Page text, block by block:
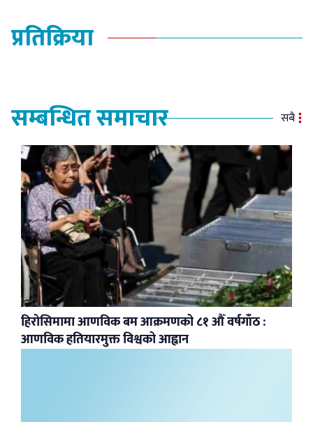
प्रतिक्रिया
सम्बन्धित समाचार सबै
हिरोसिमामा आणविक बम आक्रमणको ८१ औँ वर्षगाँठ :
आणविक हतियारमुक्त विश्वको आह्वान